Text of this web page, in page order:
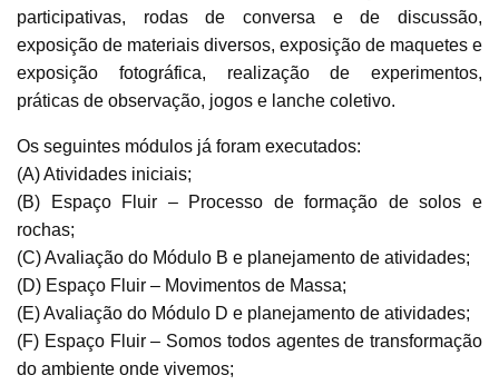
participativas, rodas de conversa e de discussão,
exposição de materiais diversos, exposição de maquetes e
exposição fotográfica, realização de experimentos,
práticas de observação, jogos e lanche coletivo.
Os seguintes módulos já foram executados:
(A) Atividades iniciais;
(B) Espaço Fluir – Processo de formação de solos e
rochas;
(C) Avaliação do Módulo B e planejamento de atividades;
(D) Espaço Fluir – Movimentos de Massa;
(E) Avaliação do Módulo D e planejamento de atividades;
(F) Espaço Fluir – Somos todos agentes de transformação
do ambiente onde vivemos;